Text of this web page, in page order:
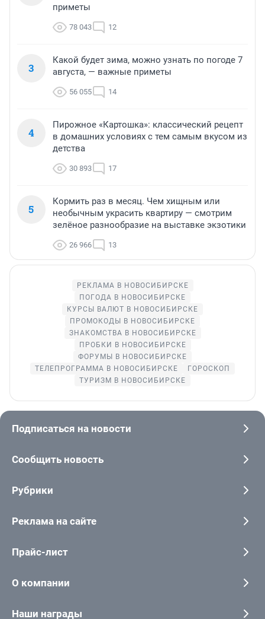
приметы
78 043 12
3
Какой будет зима, можно узнать по погоде 7
августа, — важные приметы
56 055 14
4
Пирожное «Картошка»: классический рецепт
в домашних условиях с тем самым вкусом из
детства
30 893 17
5
Кормить раз в месяц. Чем хищным или
необычным украсить квартиру — смотрим
зелёное разнообразие на выставке экзотики
26 966 13
РЕКЛАМА В НОВОСИБИРСКЕ
ПОГОДА В НОВОСИБИРСКЕ
КУРСЫ ВАЛЮТ В НОВОСИБИРСКЕ
ПРОМОКОДЫ В НОВОСИБИРСКЕ
ЗНАКОМСТВА В НОВОСИБИРСКЕ
ПРОБКИ В НОВОСИБИРСКЕ
ФОРУМЫ В НОВОСИБИРСКЕ
ТЕЛЕПРОГРАММА В НОВОСИБИРСКЕ
ГОРОСКОП
ТУРИЗМ В НОВОСИБИРСКЕ
Подписаться на новости
Сообщить новость
Рубрики
Реклама на сайте
Прайс-лист
О компании
Наши награды